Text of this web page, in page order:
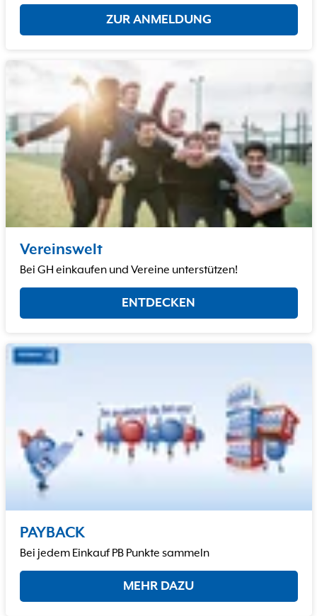
ZUR ANMELDUNG
Vereinswelt
Bei GH einkaufen und Vereine unterstützen!
ENTDECKEN
PAYBACK
Bei jedem Einkauf PB Punkte sammeln
MEHR DAZU